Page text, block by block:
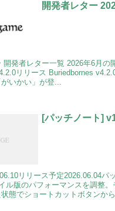
開発者レター
開発者レター一覧 2026年6月の
リリース Buriedbornes
いかい」が登...
[パッチノート]
リリース予定2026.06.04パ
ル版のパフォーマンスを調整
態でショートカットボタンか